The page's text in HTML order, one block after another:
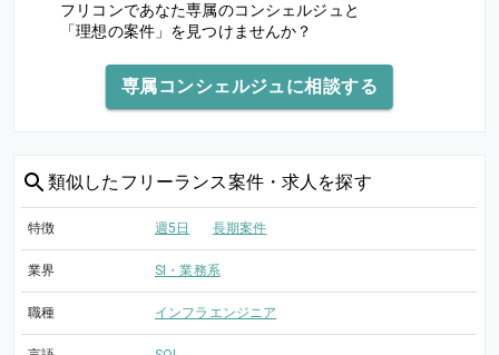
フリコンであなた専属のコンシェルジュと
「理想の案件」を見つけませんか？
専属コンシェルジュに相談する
類似した フリーランス案件・求人を探す
特徴 週5日 長期案件
業界 SI・業務系
職種 インフラエンジニア